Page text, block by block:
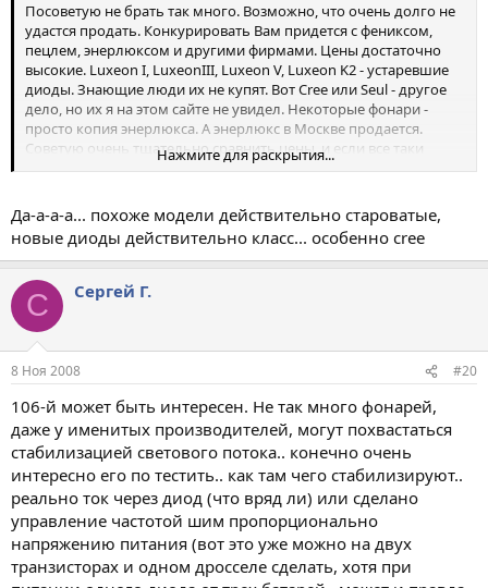
Посоветую не брать так много. Возможно, что очень долго не
удастся продать. Конкурировать Вам придется с фениксом,
пецлем, энерлюксом и другими фирмами. Цены достаточно
высокие. Luxeon I, LuxeonIII, Luxeon V, Luxeon K2 - устаревшие
диоды. Знающие люди их не купят. Вот Cree или Seul - другое
дело, но их я на этом сайте не увидел. Некоторые фонари -
просто копия энерлюкса. А энерлюкс в Москве продается.
Советую очень тщательно сравнить цены, и если все таки
решитесь, то брать маленькую партию.
Нажмите для раскрытия...
Да-а-а-а... похоже модели действительно староватые,
новые диоды действительно класс... особенно cree
С Сергей Г.
8 Ноя 2008 #20
106-й может быть интересен. Не так много фонарей,
даже у именитых производителей, могут похвастаться
стабилизацией светового потока.. конечно очень
интересно его по тестить.. как там чего стабилизируют..
реально ток через диод (что вряд ли) или сделано
управление частотой шим пропорционально
напряжению питания (вот это уже можно на двух
транзисторах и одном дросселе сделать, хотя при